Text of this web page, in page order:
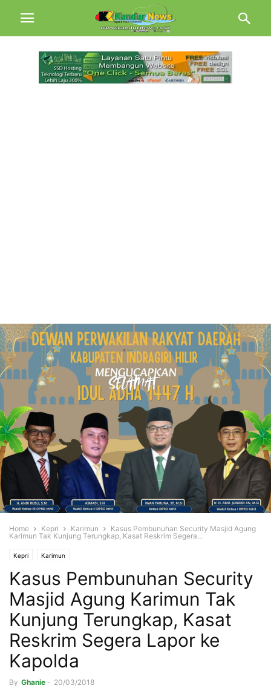
Home Kepri Karimun
Kasus Pembunuhan Security Masjid Agung
Karimun Tak Kunjung Terungkap, Kasat Reskrim Segera...
Kepri Karimun
Kasus Pembunuhan Security
Masjid Agung Karimun Tak
Kunjung Terungkap, Kasat
Reskrim Segera Lapor ke
Kapolda
By Ghanie - 20/03/2018